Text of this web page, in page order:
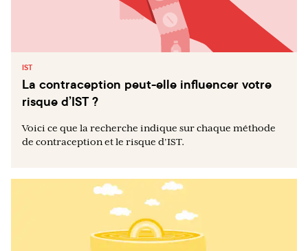
IST
La contraception peut-elle influencer votre
risque d’IST ?
Voici ce que la recherche indique sur chaque méthode
de contraception et le risque d’IST.